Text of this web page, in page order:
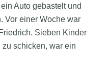
Auto gebastelt und
Vor einer Woche war
Sieben Kinder
schicken, war ein